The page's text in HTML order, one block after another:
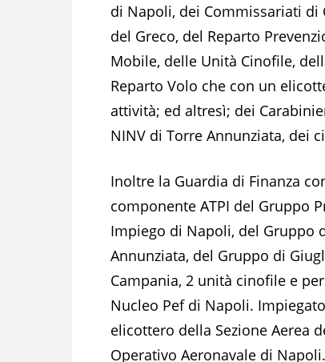
di Napoli, dei Commissariati di
del Greco, del Reparto
Mobile, delle Unità Cinofile,
Reparto Volo che con un
attività; ed altresì; dei
NINV di Torre Annunziata, dei
Inoltre la Guardia di Finanza
componente ATPI del Gruppo
Impiego di Napoli, del Gruppo
Annunziata, del Gruppo di
Campania, 2 unità cinofile e
Nucleo Pef di Napoli.
elicottero della Sezione Aerea
Operativo Aeronavale di